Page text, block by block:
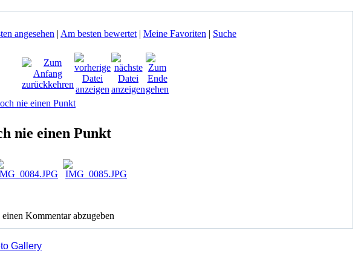
angesehen | Am besten bewertet | Meine Favoriten | Suche
nie einen Punkt
einen Kommentar abzugeben
Gallery